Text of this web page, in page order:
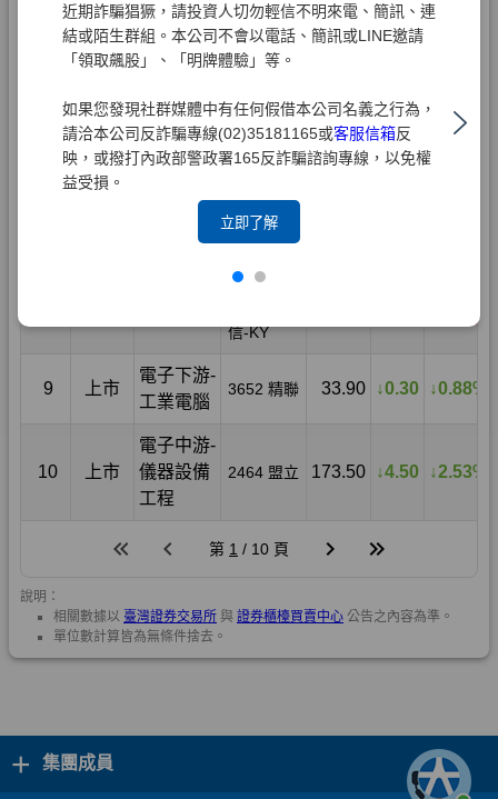
近期詐騙猖獗，請投資人切勿輕信不明來電、簡訊、連
結或陌生群組。本公司不會以電話、簡訊或LINE邀請
「領取飆股」、「明牌體驗」等。
如果您發現社群媒體中有任何假借本公司名義之行為，
請洽本公司反詐騙專線(02)35181165或客服信箱反
映，或撥打內政部警政署165反詐騙諮詢專線，以免權
益受損。
立即了解
+ 集團成員